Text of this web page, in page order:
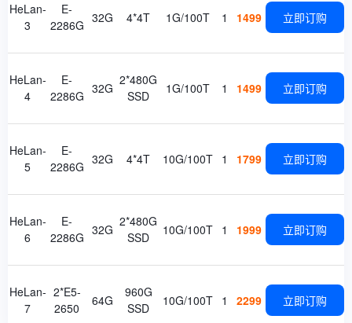
HeLan-
3
E-
2286G 32G 4*4T 1G/100T 1 1499 立即订购
HeLan-
4
E-
2286G 32G
2*480G
SSD
1G/100T 1 1499 立即订购
HeLan-
5
E-
2286G 32G 4*4T 10G/100T 1 1799 立即订购
HeLan-
6
E-
2286G 32G
2*480G
SSD
10G/100T 1 1999 立即订购
HeLan-
7
2*E5-
2650
64G
960G
SSD
10G/100T 1 2299 立即订购